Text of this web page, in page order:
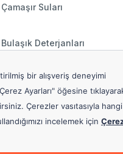
Çamaşır Suları
Bulaşık Deterjanları
Çamaşır Deterjanları